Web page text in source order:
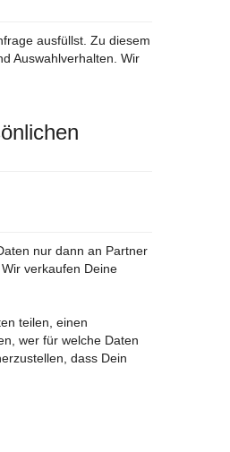
ausfüllst. Zu diesem
Auswahlverhalten. Wir
nur dann an Partner
verkaufen Deine
teilen, einen
wer für welche Daten
dass Dein